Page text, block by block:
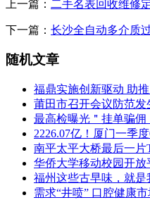
上一篇： 二手名表回收维修
下一篇： 长沙全自动多介质
随机文章
福鼎实施创新驱动 助
莆田市召开会议防范
最高检曝光＂挂单骗
2226.07亿！厦门一季
南平太平大桥最后一
华侨大学移动校园开放
福州这些古早味，就
需求“井喷” 口腔健康